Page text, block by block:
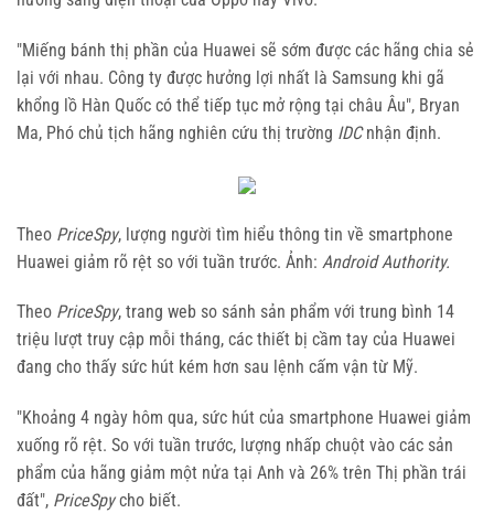
"Miếng bánh thị phần của Huawei sẽ sớm được các hãng chia sẻ
lại với nhau. Công ty được hưởng lợi nhất là Samsung khi gã
khổng lồ Hàn Quốc có thể tiếp tục mở rộng tại châu Âu", Bryan
Ma, Phó chủ tịch hãng nghiên cứu thị trường IDCnhận định.
Theo PriceSpy, lượng người tìm hiểu thông tin về smartphone
Huawei giảm rõ rệt so với tuần trước. Ảnh: Android Authority.
Theo PriceSpy, trang web so sánh sản phẩm với trung bình 14
triệu lượt truy cập mỗi tháng, các thiết bị cầm tay của Huawei
đang cho thấy sức hút kém hơn sau lệnh cấm vận từ Mỹ.
"Khoảng 4 ngày hôm qua, sức hút của smartphone Huawei giảm
xuống rõ rệt. So với tuần trước, lượng nhấp chuột vào các sản
phẩm của hãng giảm một nửa tại Anh và 26% trên Thị phần trái
đất", PriceSpycho biết.